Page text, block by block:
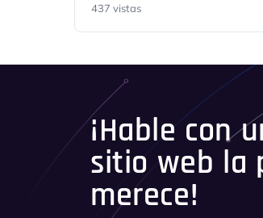
437 vistas
¡Hable con
sitio web la
merece!